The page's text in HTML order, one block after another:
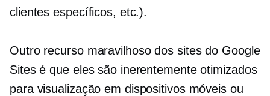
clientes específicos, etc.).
Outro recurso maravilhoso dos sites do Google
Sites é que eles são inerentemente otimizados
para visualização em dispositivos móveis ou